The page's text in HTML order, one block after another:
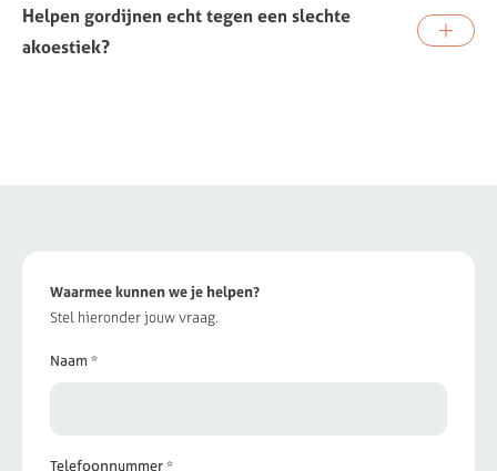
Helpen gordijnen echt tegen een slechte
akoestiek?
Waarmee kunnen we je helpen?
Stel hieronder jouw vraag.
Naam *
Telefoonnummer *